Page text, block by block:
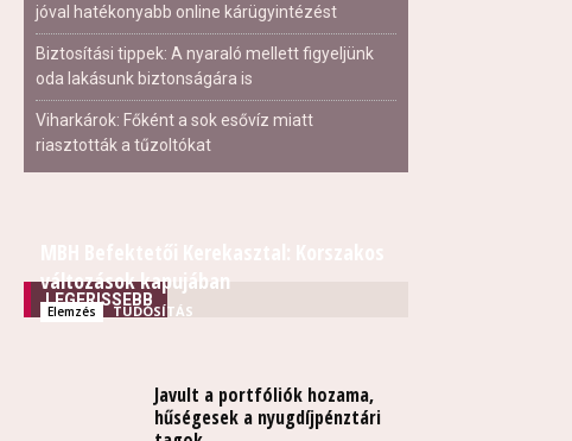
jóval hatékonyabb online kárügyintézést
Biztosítási tippek: A nyaraló mellett figyeljünk
oda lakásunk biztonságára is
Viharkárok: Főként a sok esővíz miatt
riasztották a tűzoltókat
LEGFRISSEBB
változások kapujában
Elemzés TUDÓSÍTÁS
Javult a portfóliók hozama,
hűségesek a nyugdíjpénztári